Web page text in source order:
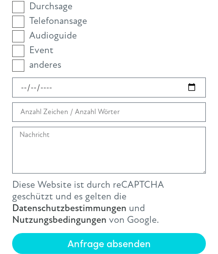
Durchsage
Telefonansage
Audioguide
Event
anderes
Diese Website ist durch reCAPTCHA
geschützt und es gelten die
Datenschutzbestimmungen und
Nutzungsbedingungen von Google.
Anfrage absenden